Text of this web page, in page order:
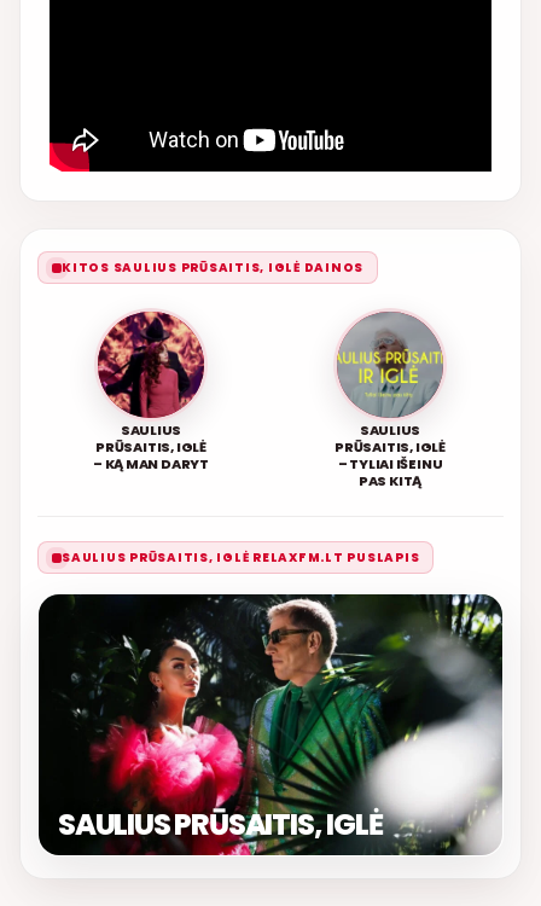
KITOS SAULIUS PRŪSAITIS, IGLĖ DAINOS
SAULIUS
PRŪSAITIS, IGLĖ
– KĄ MAN DARYT
SAULIUS
PRŪSAITIS, IGLĖ
– TYLIAI IŠEINU
PAS KITĄ
SAULIUS PRŪSAITIS, IGLĖ RELAXFM.LT PUSLAPIS
SAULIUS PRŪSAITIS, IGLĖ